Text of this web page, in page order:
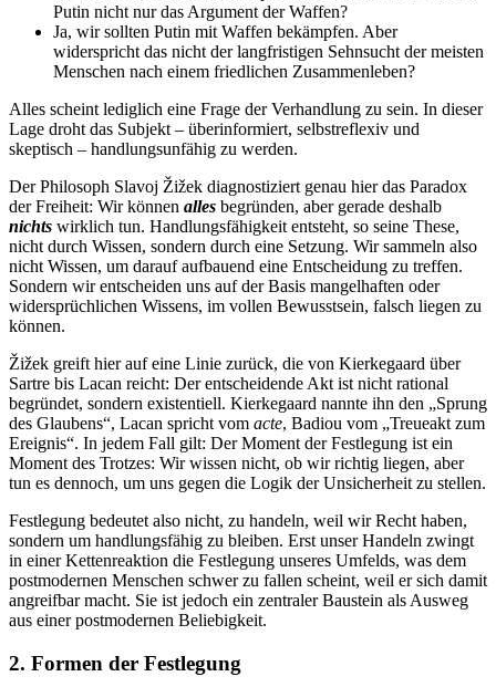
Putin nicht nur das Argument der Waffen?
Ja, wir sollten Putin mit Waffen bekämpfen. Aber
widerspricht das nicht der langfristigen Sehnsucht der meisten
Menschen nach einem friedlichen Zusammenleben?
Alles scheint lediglich eine Frage der Verhandlung zu sein. In dieser
Lage droht das Subjekt – überinformiert, selbstreflexiv und
skeptisch – handlungsunfähig zu werden.
Der Philosoph Slavoj Žižek diagnostiziert genau hier das Paradox
der Freiheit: Wir können alles begründen, aber gerade deshalb
nichts wirklich tun. Handlungsfähigkeit entsteht, so seine These,
nicht durch Wissen, sondern durch eine Setzung. Wir sammeln also
nicht Wissen, um darauf aufbauend eine Entscheidung zu treffen.
Sondern wir entscheiden uns auf der Basis mangelhaften oder
widersprüchlichen Wissens, im vollen Bewusstsein, falsch liegen zu
können.
Žižek greift hier auf eine Linie zurück, die von Kierkegaard über
Sartre bis Lacan reicht: Der entscheidende Akt ist nicht rational
begründet, sondern existentiell. Kierkegaard nannte ihn den „Sprung
des Glaubens“, Lacan spricht vom acte, Badiou vom „Treueakt zum
Ereignis“. In jedem Fall gilt: Der Moment der Festlegung ist ein
Moment des Trotzes: Wir wissen nicht, ob wir richtig liegen, aber
tun es dennoch, um uns gegen die Logik der Unsicherheit zu stellen.
Festlegung bedeutet also nicht, zu handeln, weil wir Recht haben,
sondern um handlungsfähig zu bleiben. Erst unser Handeln zwingt
in einer Kettenreaktion die Festlegung unseres Umfelds, was dem
postmodernen Menschen schwer zu fallen scheint, weil er sich damit
angreifbar macht. Sie ist jedoch ein zentraler Baustein als Ausweg
aus einer postmodernen Beliebigkeit.
2. Formen der Festlegung